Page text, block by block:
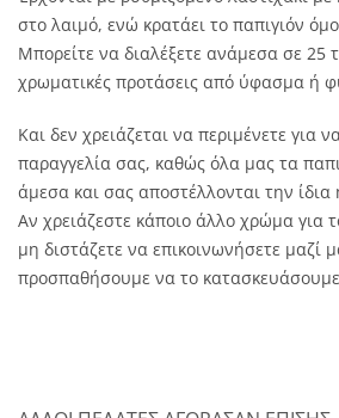
στο λαιμό, ενώ κρατάει το παπιγιόν
Μπορείτε να διαλέξετε ανάμεσα σε 25
χρωματικές προτάσεις από ύφασμα ή
Και δεν χρειάζεται να περιμένετε για
παραγγελία σας, καθώς όλα μας τα
άμεσα και σας αποστέλλονται την
Αν χρειάζεστε κάποιο άλλο χρώμα για
μη διστάζετε να επικοινωνήσετε μαζί
προσπαθήσουμε να το